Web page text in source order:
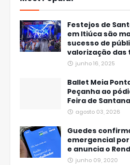
Festejos de
em Itiúca são
sucesso de
valorização das
junho 16, 2025
Ballet Meia
Peçanha ao
Feira de Santana
agosto 03, 2026
Guedes
emergencial
e anuncia o
junho 09, 2020